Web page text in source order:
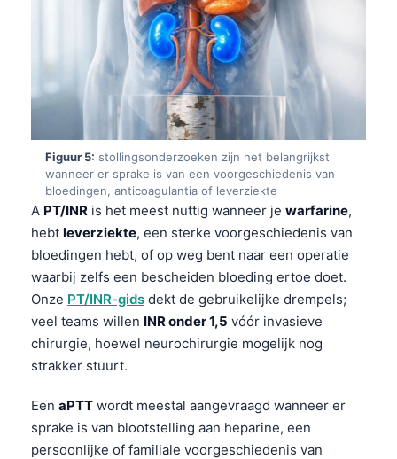
Figuur 5: stollingsonderzoeken zijn het belangrijkst
wanneer er sprake is van een voorgeschiedenis van
bloedingen, anticoagulantia of leverziekte
A PT/INR is het meest nuttig wanneer je warfarine,
hebt leverziekte, een sterke voorgeschiedenis van
bloedingen hebt, of op weg bent naar een operatie
waarbij zelfs een bescheiden bloeding ertoe doet.
Onze PT/INR-gids dekt de gebruikelijke drempels;
veel teams willen INR onder 1,5 vóór invasieve
chirurgie, hoewel neurochirurgie mogelijk nog
strakker stuurt.
Een aPTT wordt meestal aangevraagd wanneer er
sprake is van blootstelling aan heparine, een
persoonlijke of familiale voorgeschiedenis van